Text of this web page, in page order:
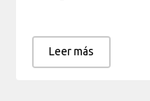
Leer más